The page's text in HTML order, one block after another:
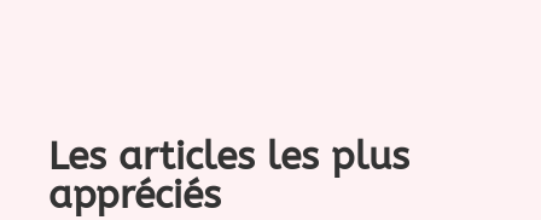
Les articles les plus
appréciés